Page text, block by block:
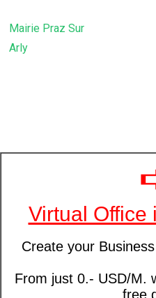
Mairie Praz Sur
Arly